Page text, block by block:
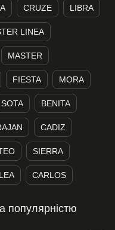
CRUZE LIBRA
LINEA
MASTER
FIESTA MORA
SOTA BENITA
CADIZ
SIERRA
CARLOS
популярністю